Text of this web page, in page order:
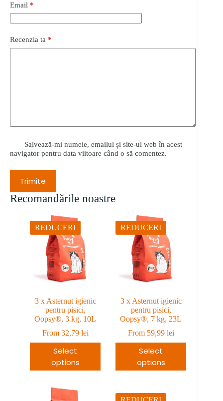
Email *
Recenzia ta *
Salvează-mi numele, emailul și site-ul web în acest
navigator pentru data viitoare când o să comentez.
Trimite
Recomandările noastre
REDUCERI
3 x Asternut igienic
pentru pisici,
Oopsy®, 3 kg, 10L
From 32,79 lei
Select
options
REDUCERI
3 x Asternut igienic
pentru pisici,
Oopsy®, 7 kg, 23L
From 59,99 lei
Select
options